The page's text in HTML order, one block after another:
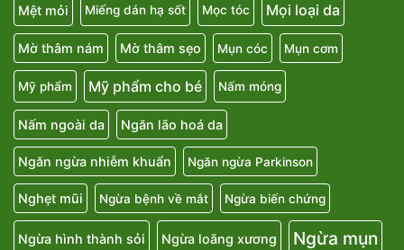
Mệt mỏi Miếng dán hạ sốt Mọc tóc Mọi loại da
Mờ thâm nám Mờ thâm sẹo Mụn cóc Mụn cơm
Mỹ phẩm Mỹ phẩm cho bé Nấm móng
Nấm ngoài da Ngăn lão hoá da
Ngăn ngừa nhiễm khuẩn Ngăn ngừa Parkinson
Nghẹt mũi Ngừa bệnh về mắt Ngừa biến chứng
Ngừa hình thành sỏi Ngừa loãng xương Ngừa mụn